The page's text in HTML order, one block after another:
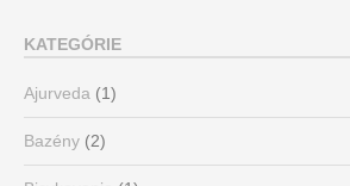
KATEGÓRIE
Ajurveda (1)
Bazény (2)